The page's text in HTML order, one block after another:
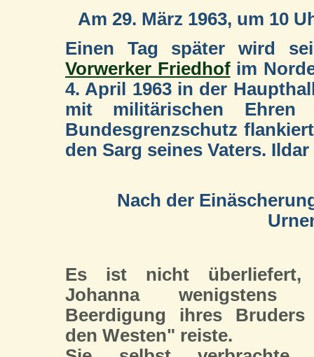
Am 29. März 1963, um 10
Einen Tag später wird
Vorwerker Friedhofim
4. April 1963 in der
mit militärischen
Bundesgrenzschutz
den Sarg seines Vaters.
Nach der
Es ist nicht überliefert,
Johanna wenigstens
Beerdigung ihres
den Westen" reiste.